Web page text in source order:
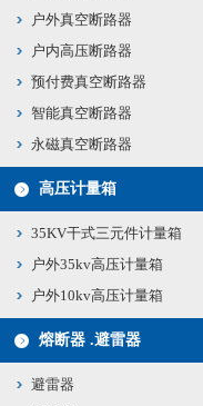
户外真空断路器
户内高压断路器
预付费真空断路器
智能真空断路器
永磁真空断路器
高压计量箱
35KV干式三元件计量箱
户外35kv高压计量箱
户外10kv高压计量箱
熔断器 .避雷器
避雷器